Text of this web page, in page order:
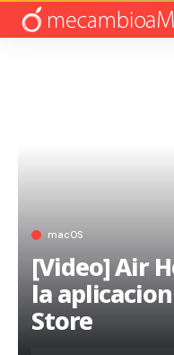
macOS
[Video] Air
la
Store